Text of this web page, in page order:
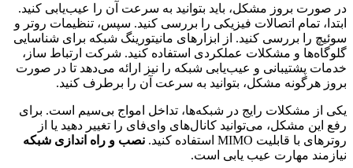
در صورت بروز مشکل، باید بتوانید به سرعت آن را عیب‌یابی کنید.
ابتدا، تمام اتصالات فیزیکی را بررسی کنید. سپس، تنظیمات روتر و
سوئیچ را بررسی کنید. از ابزارهای مانیتورینگ شبکه برای شناسایی
گلوگاه‌ها و مشکلات عملکردی استفاده کنید. شرکت ارتباط ساز،
خدمات پشتیبانی و عیب‌یابی شبکه را نیز ارائه می‌دهد تا در صورت
بروز هرگونه مشکل، بتوانید به سرعت آن را برطرف کنید.
یکی از مشکلات رایج در شبکه‌ها، تداخل امواج بی‌سیم است. برای
رفع این مشکل، می‌توانید کانال‌های وای‌فای را تغییر دهید یا از
روترهای با قابلیت MIMO استفاده کنید.
نصب و راه اندازی شبکه
نیازمند مهارت عیب یابی است.